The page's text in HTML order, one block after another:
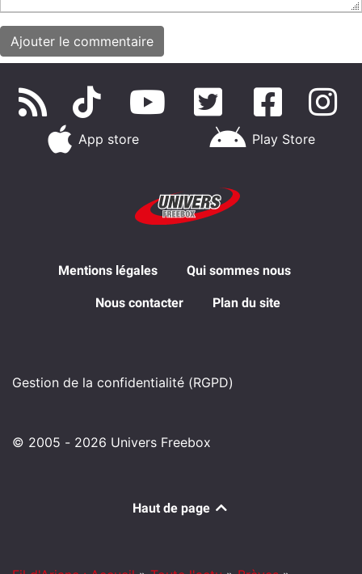
App store Play Store
Mentions légales Qui sommes nous
Nous contacter Plan du site
Gestion de la confidentialité (RGPD)
© 2005 - 2026 Univers Freebox
Haut de page